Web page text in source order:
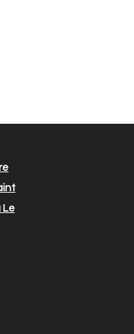
Le